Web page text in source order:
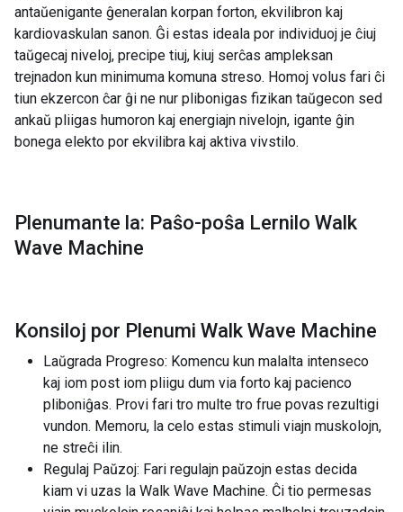
antaŭenigante ĝeneralan korpan forton, ekvilibron kaj
kardiovaskulan sanon. Ĝi estas ideala por individuoj je ĉiuj
taŭgecaj niveloj, precipe tiuj, kiuj serĉas ampleksan
trejnadon kun minimuma komuna streso. Homoj volus fari ĉi
tiun ekzercon ĉar ĝi ne nur plibonigas fizikan taŭgecon sed
ankaŭ pliigas humoron kaj energiajn nivelojn, igante ĝin
bonega elekto por ekvilibra kaj aktiva vivstilo.
Plenumante la: Paŝo-poŝa Lernilo Walk
Wave Machine
Konsiloj por Plenumi Walk Wave Machine
Laŭgrada Progreso: Komencu kun malalta intenseco
kaj iom post iom pliigu dum via forto kaj pacienco
pliboniĝas. Provi fari tro multe tro frue povas rezultigi
vundon. Memoru, la celo estas stimuli viajn muskolojn,
ne streĉi ilin.
Regulaj Paŭzoj: Fari regulajn paŭzojn estas decida
kiam vi uzas la Walk Wave Machine. Ĉi tio permesas